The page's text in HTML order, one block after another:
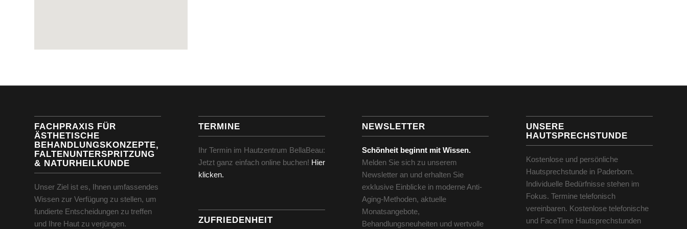
FACHPRAXIS FÜR
ÄSTHETISCHE
BEHANDLUNGSKONZEPTE,
FALTENUNTERSPRITZUNG
& NATURHEILKUNDE
Unser Ziel ist es, Ihnen umfassendes
Wissen zur Verfügung zu stellen, um
fundierte Entscheidungen zu treffen
und Ihre Haut zu verjüngen.
TERMINE
Ihr Termin im Hautzentrum BellaBeau:
Jetzt ganz einfach online buchen! Hier
klicken.
ZUFRIEDENHEIT
NEWSLETTER
Schönheit beginnt mit Wissen.
Melden Sie sich zu unserem
Newsletter an und erhalten Sie
exklusive Einblicke in moderne Anti-
Aging-Methoden, aktuelle
Monatsangebote,
Behandlungsneuheiten und wertvolle
UNSERE
HAUTSPRECHSTUNDE
Kostenlose und persönliche
Hautsprechstunde in Paderborn.
Individuelle Bedürfnisse stehen im
Fokus. Termine telefonisch
vereinbaren. Kostenlose telefonische
und FaceTime Hautsprechstunden